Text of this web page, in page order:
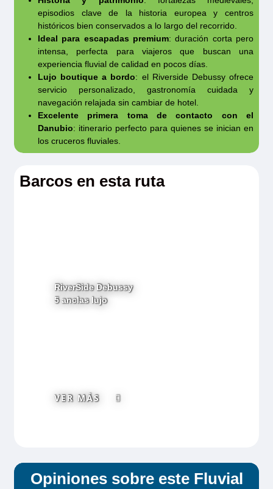
recogerá su ropa y se la devolverá lavada y planchada. Un
auténtico lujo.
Tamaño
70 m2
Ocupación máxima
5
Categoría
5 anclas lujo
episodios clave de la historia europea y centros
históricos bien conservados a lo largo del recorrido.
Ideal para escapadas premium: duración corta pero
intensa, perfecta para viajeros que buscan una
experiencia fluvial de calidad en pocos días.
Lujo boutique a bordo: el Riverside Debussy ofrece
servicio personalizado, gastronomía cuidada y
navegación relajada sin cambiar de hotel.
Excelente primera toma de contacto con el
Danubio: itinerario perfecto para quienes se inician en
los cruceros fluviales.
Barcos en esta ruta
RiverSide Debussy
5 anclas lujo
VER MÁS
Opiniones sobre este Fluvial